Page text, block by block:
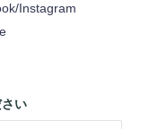
Instagram
い